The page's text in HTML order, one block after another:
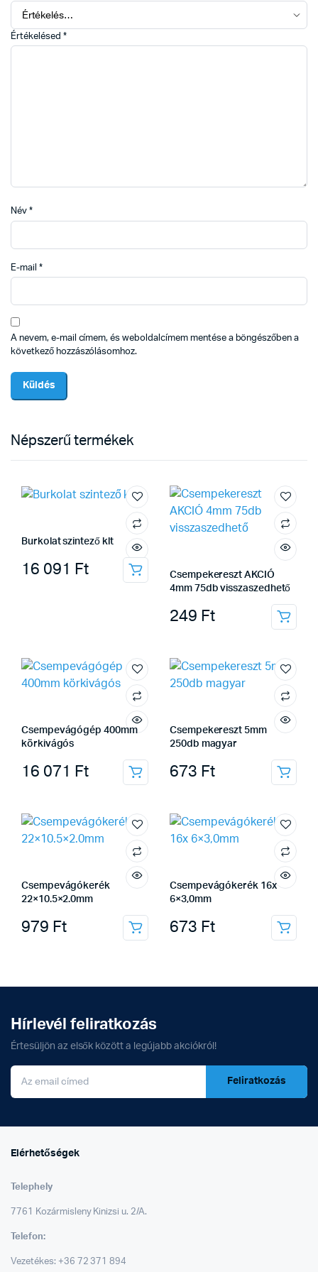
Értékelésed *
Név *
E-mail *
A nevem, e-mail címem, és weboldalcímem mentése a böngészőben a
következő hozzászólásomhoz.
Népszerű termékek
Burkolat szintező klt
16 091 Ft
Csempekereszt AKCIÓ
4mm 75db visszaszedhető
249 Ft
Csempevágógép 400mm
körkivágós
16 071 Ft
Csempekereszt 5mm
250db magyar
673 Ft
Csempevágókerék
22×10.5×2.0mm
979 Ft
Csempevágókerék 16x
6×3,0mm
673 Ft
Hírlevél feliratkozás
Értesüljön az elsők között a legújabb akciókról!
Feliratkozás
Elérhetőségek
Telephely
7761 Kozármisleny Kinizsi u. 2/A.
Telefon:
Vezetékes: +36 72 371 894